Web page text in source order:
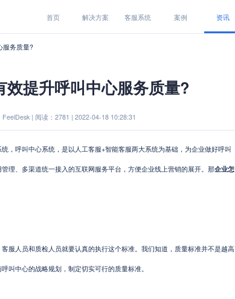
首页 解决方案 客服系统 案例 资讯
服务质量?
效提升呼叫中心服务质量?
FeelDesk | 阅读：2781 | 2022-04-18 10:28:31
呼叫中心系统，是以人工客服+智能客服两大系统为基础，为企业做好呼叫
理、多渠道统一接入的互联网服务平台，方便企业线上营销的展开。那企业怎
人员和质检人员就要认真的执行这个标准。我们知道，质量标准并不是越高
叫中心的战略规划，制定切实可行的质量标准。